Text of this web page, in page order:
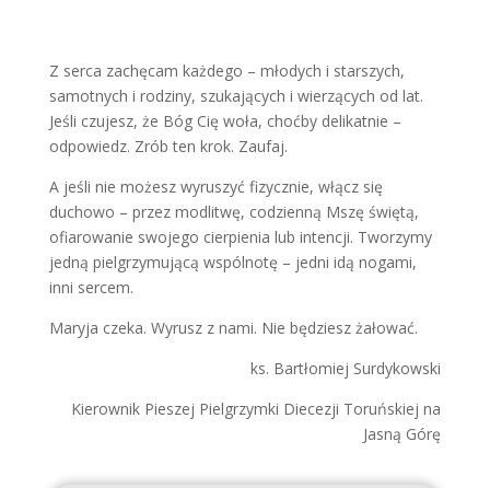
Z serca zachęcam każdego – młodych i starszych,
samotnych i rodziny, szukających i wierzących od lat.
Jeśli czujesz, że Bóg Cię woła, choćby delikatnie –
odpowiedz. Zrób ten krok. Zaufaj.
A jeśli nie możesz wyruszyć fizycznie, włącz się
duchowo – przez modlitwę, codzienną Mszę świętą,
ofiarowanie swojego cierpienia lub intencji. Tworzymy
jedną pielgrzymującą wspólnotę – jedni idą nogami,
inni sercem.
Maryja czeka. Wyrusz z nami. Nie będziesz żałować.
ks. Bartłomiej Surdykowski
Kierownik Pieszej Pielgrzymki Diecezji Toruńskiej na
Jasną Górę